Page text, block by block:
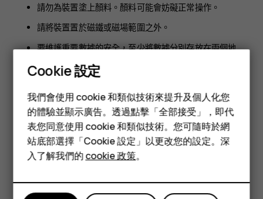
智慧型手機
功能型手機
配件
平板電腦
請勿為裝置塗上顏料。顏料可能會妨礙正常操作。
請將裝置置於磁鐵或磁場範圍之外。
要維護重要數據的安全，至少將數據分別存放在兩個地
方，例如您的裝置、記憶卡或電腦上，或寫下重要資料。
下，這是正常的現象。為了避免過熱，裝置會自動降低速度、在
視訊通話期間調暗螢幕、關閉應用程式、停止充電，並且在必要
時自動關機。如果裝置運作不正常，請洽詢就近的授權維修機
構。
Cookie 設定
我們會使用 cookie 和類似技術來提升及個人化您
的體驗並顯示廣告。透過點擊「全部接受」，即代
表您同意使用 cookie 和類似技術。您可隨時於網
站底部選擇「Cookie 設定」以更改您的設定。深
入了解我們的cookie 政策。